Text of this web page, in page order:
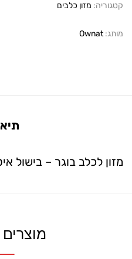
קטגוריה: מזון כלבים
מותג:Ownat
מזון לכלב בוגר – בישול איטי –